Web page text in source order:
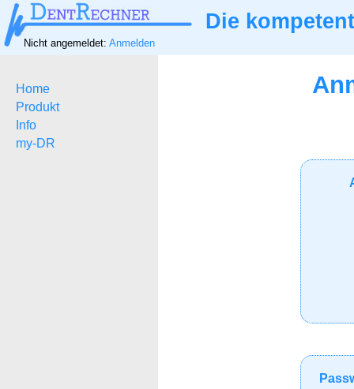
Die
Nicht angemeldet: Anmelden
Home
Produkt
Info
my-DR